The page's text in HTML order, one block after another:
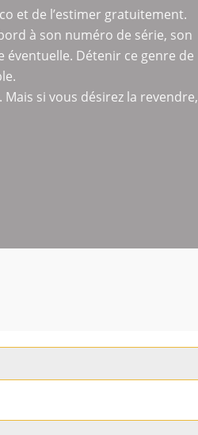
et de l’estimer gratuitement.
à son numéro de série, son
Détenir ce genre de
si vous désirez la revendre,